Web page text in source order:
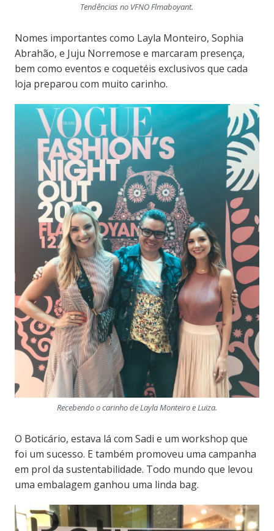
Tendências no VFNO Flmaboyant.
Nomes importantes como Layla Monteiro, Sophia
Abrahão, e Juju Norremose e marcaram presença,
bem como eventos e coquetéis exclusivos que cada
loja preparou com muito carinho.
Recebendo o carinho de Layla Monteiro e Luiza.
O Boticário, estava lá com Sadi e um workshop que
foi um sucesso. E também promoveu uma campanha
em prol da sustentabilidade. Todo mundo que levou
uma embalagem ganhou uma linda bag.